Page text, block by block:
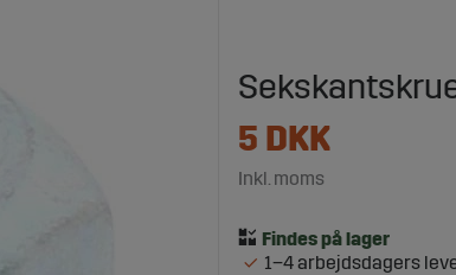
5 DKK
Inkl. moms
1–4 arbejdsdagers